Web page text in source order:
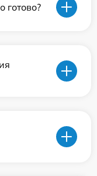
готово?